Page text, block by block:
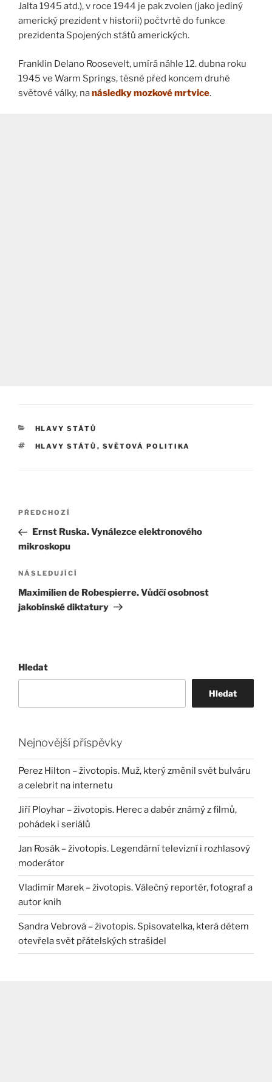
Jalta 1945 atd.), v roce 1944 je pak zvolen (jako jediný
americký prezident v historii) počtvrté do funkce
prezidenta Spojených států amerických.
Franklin Delano Roosevelt, umírá náhle 12. dubna roku
1945 ve Warm Springs, těsně před koncem druhé
světové války, nanásledky mozkové mrtvice.
RUBRIKY
HLAVY STÁTŮ
ŠTÍTKY
HLAVY STÁTŮ , SVĚTOVÁ POLITIKA
Navigace
příspěvek
Předchozí
příspěvek
PŘEDCHOZÍ
Ernst Ruska. Vynálezce elektronového
mikroskopu
Následující
příspěvek
NÁSLEDUJÍCÍ
Maximilien de Robespierre. Vůdčí osobnost
jakobínské diktatury
Hledat
Hledat
Nejnovější příspěvky
Perez Hilton – životopis. Muž, který změnil svět bulváru
a celebrit na internetu
Jiří Ployhar – životopis. Herec a dabér známý z filmů,
pohádek i seriálů
Jan Rosák – životopis. Legendární televizní i rozhlasový
moderátor
Vladimír Marek – životopis. Válečný reportér, fotograf a
autor knih
Sandra Vebrová – životopis. Spisovatelka, která dětem
otevřela svět přátelských strašidel